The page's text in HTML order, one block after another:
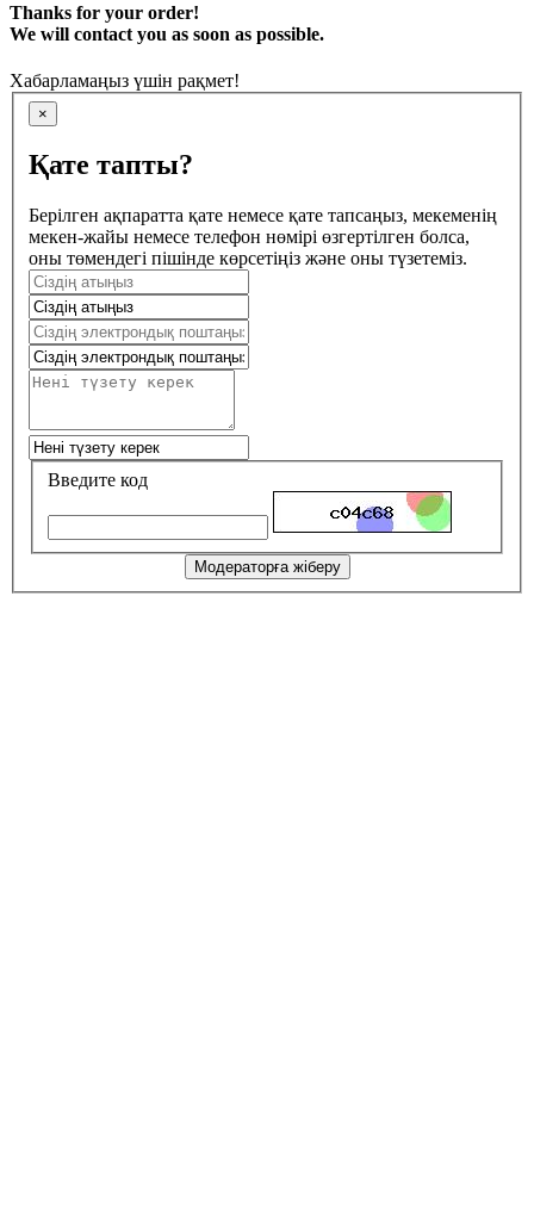
Thanks for your order!
We will contact you as soon as possible.
Хабарламаңыз үшін рақмет!
×
Қате тапты?
Берілген ақпаратта қате немесе қате тапсаңыз, мекеменің
мекен-жайы немесе телефон нөмірі өзгертілген болса,
оны төмендегі пішінде көрсетіңіз және оны түзетеміз.
Введите код
Модераторға жіберу